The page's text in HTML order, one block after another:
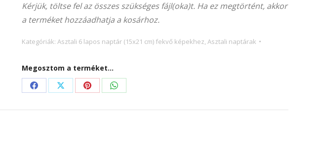
(15×21
cm)
fekvő
mennyiség
Kérjük, töltse fel az összes szükséges fájl(oka)t. Ha ez megtörtént, akkor
a terméket hozzáadhatja a kosárhoz.
Kategóriák: Asztali 6 lapos naptár (15x21 cm) fekvő képekhez, Asztali naptárak
Megosztom a terméket...
Share
on
Share
on
Share
on
Share
on